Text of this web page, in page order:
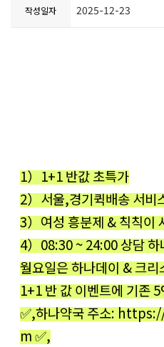
작성일자 2025-12-23
1）1+1 반값 초특가
2）서울,경기퀵배송 서비
3）여성 흥분제 & 칙칙이
4）08:30 ~ 24:00 상담 하
월요일은 하나데이 & 크
1+1 반 값 이벤트에 기존
✅,하나약국 주소:
m ✅,